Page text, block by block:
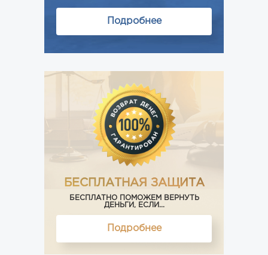
Подробнее
БЕСПЛАТНАЯ ЗАЩИТА
БЕСПЛАТНО ПОМОЖЕМ ВЕРНУТЬ
ДЕНЬГИ, ЕСЛИ...
Подробнее